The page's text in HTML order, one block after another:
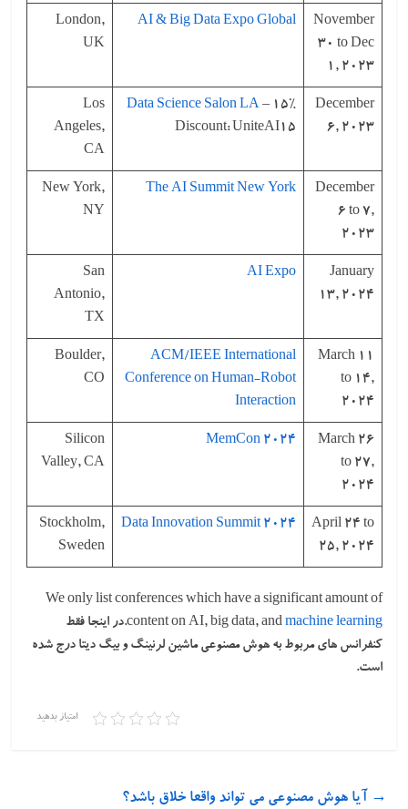
November
30 to Dec
1, 2023
AI & Big Data Expo Global
London,
UK
December
6, 2023
Data Science Salon LA– 15%
Discount: UniteAI15
Los
Angeles,
CA
December
6 to 7,
2023
The AI Summit New York
New York,
NY
January
13, 2024
AI Expo
San
Antonio,
TX
March 11
to 14,
2024
ACM/IEEE International
Conference on Human-Robot
Interaction
Boulder,
CO
March 26
to 27,
2024
MemCon 2024
Silicon
Valley, CA
April 24 to
25, 2024
Data Innovation Summit 2024
Stockholm,
Sweden
We only list conferences which have a significant amount of
content on AI, big data, andmachine learning
.در اینجا فقط
کنفرانس های مربوط به هوش مصنوعی ماشین لرنینگ و بیگ دیتا درج شده
است.
امتیاز بدهید
→ آیا هوش مصنوعی می تواند واقعا خلاق باشد؟